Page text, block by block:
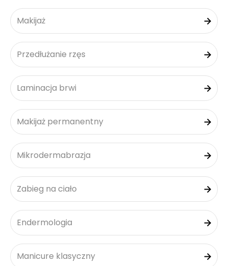
Makijaż
Przedłużanie rzęs
Laminacja brwi
Makijaż permanentny
Mikrodermabrazja
Zabieg na ciało
Endermologia
Manicure klasyczny